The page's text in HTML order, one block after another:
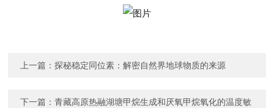
上一篇：探秘稳定同位素：解密自然界地球物质的来源
下一篇：青藏高原热融湖塘甲烷生成和厌氧甲烷氧化的温度敏